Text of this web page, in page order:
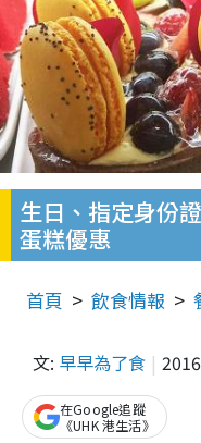
生日、指定身份
蛋糕優惠
首頁 飲食情報
文: 早早為了食
在Google追蹤
《UHK 港生活》